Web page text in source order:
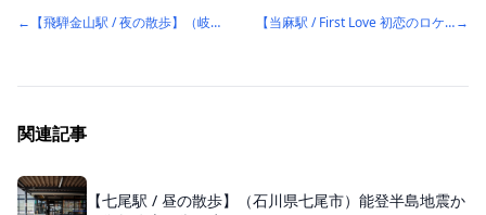
← 【飛騨金山駅 / 夜の散歩】（岐阜県下呂市）ゲーム『SILENT HILL f』のモデルとなった、迷宮のような筋骨路地 【当麻駅 / First Love 初恋のロケ地】（北海道上川郡当麻町）高校生の野口也英が登校するシーンのロケ地→
関連記事
【七尾駅 / 昼の散歩】（石川県七尾市）能登半島地震か